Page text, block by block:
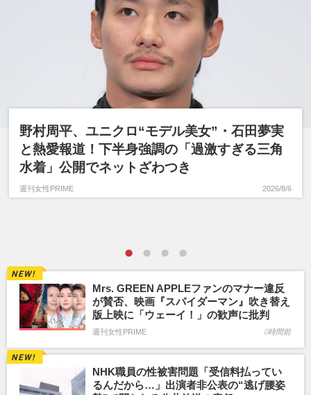
野村周平、ユニクロ“モデル美女”・石田夢実
と熱愛報道！下半身強調の「過激すぎる三角
水着」公開でネットざわつき
週刊女性PRIME 2026/8/6
Mrs. GREEN APPLEファンのマナー違反
が賛否、映画『スパイダーマン』吹き替え
版上映に「ウェーイ！」の歓声に批判
週刊女性PRIME 0時間前
NHK職員の性被害問題「受信料払ってい
るんだから…」出演者非公表の“逃げ腰姿